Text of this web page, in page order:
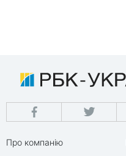
Про компанію